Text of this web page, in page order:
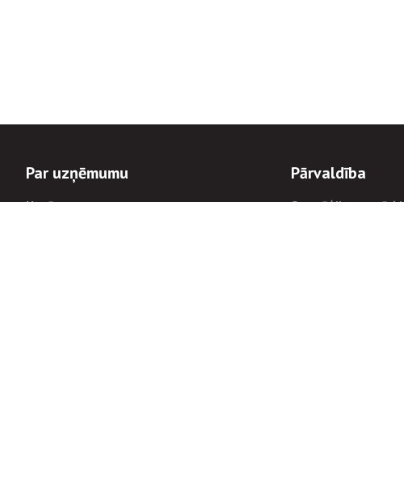
Par uzņēmumu
Uzņēmums
Pārvaldība
Stratēģija un mērķi